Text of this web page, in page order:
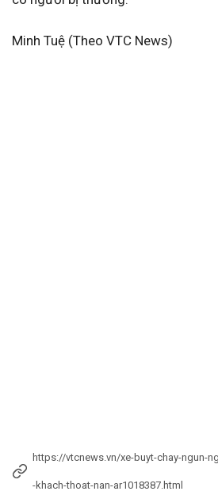
Minh Tuệ (Theo VTC News)
https://vtcnews.vn/xe-buyt-chay-ngun-
-khach-thoat-nan-ar1018387.html